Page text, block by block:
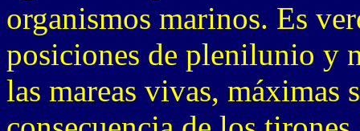
organismos marinos. Es
posiciones de plenilunio y
las mareas vivas, máximas